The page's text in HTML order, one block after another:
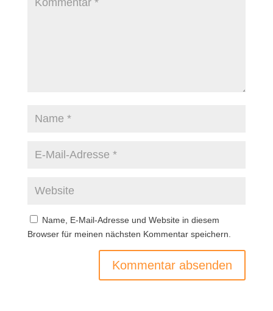
Name, E-Mail-Adresse und Website in diesem
Browser für meinen nächsten Kommentar speichern.